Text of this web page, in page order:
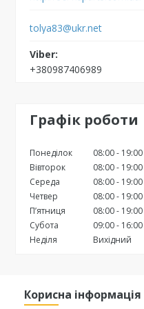
tolya83@ukr.net
+380987406989
Графік роботи
Понеділок 08:00
19:00
Вівторок
08:00
19:00
Середа
08:00
19:00
Четвер
08:00
19:00
Пʼятниця
08:00
19:00
Субота
09:00
16:00
Неділя
Вихідний
Корисна інформація